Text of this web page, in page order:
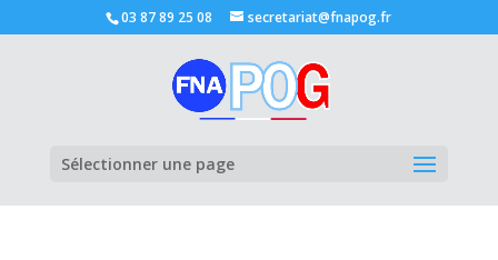
03 87 89 25 08 secretariat@fnapog.fr
Sélectionner une page